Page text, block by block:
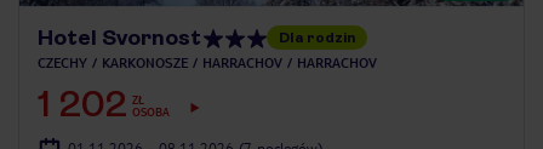
Hotel Svornost Dla rodzin
CZECHY KARKONOSZE HARRACHOV HARRACHOV
1 202 ZŁ
OSOBA